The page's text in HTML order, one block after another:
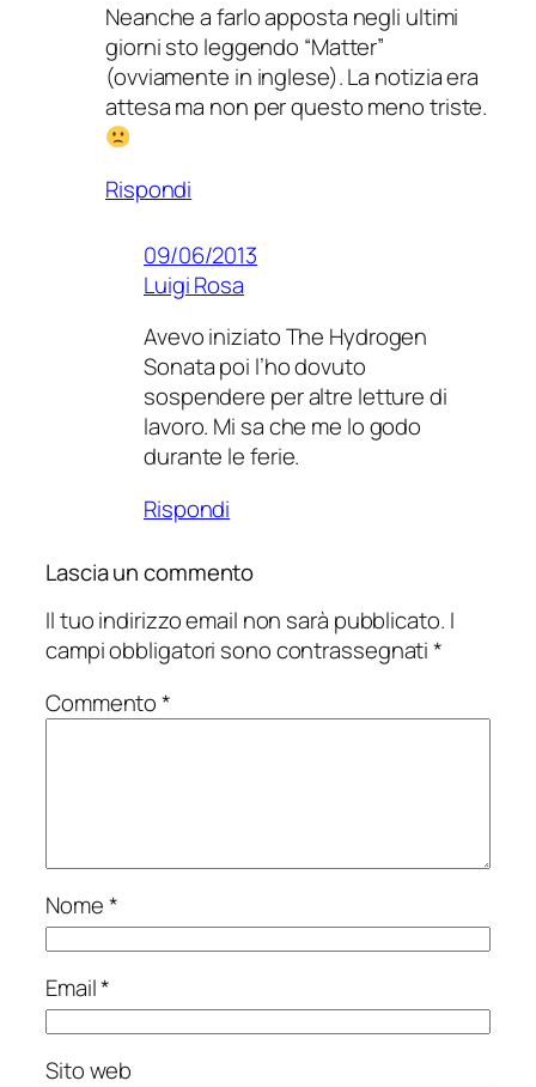
Neanche a farlo apposta negli ultimi
giorni sto leggendo “Matter”
(ovviamente in inglese). La notizia era
attesa ma non per questo meno triste.
Rispondi
09/06/2013
Luigi Rosa
Avevo iniziato The Hydrogen
Sonata poi l’ho dovuto
sospendere per altre letture di
lavoro. Mi sa che me lo godo
durante le ferie.
Rispondi
Lascia un commento
Il tuo indirizzo email non sarà pubblicato. I
campi obbligatori sono contrassegnati*
Commento*
Nome*
Email*
Sito web